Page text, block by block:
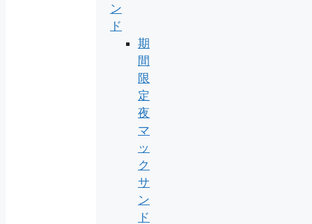
ン
ド
期
間
限
定
夜
マ
ッ
ク
サ
ン
ド